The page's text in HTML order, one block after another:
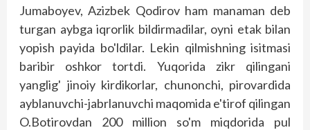
Jumaboyev, Azizbek Qodirov ham manaman deb
turgan aybga iqrorlik bildirmadilar, oyni etak bilan
yopish payida bo'ldilar. Lekin qilmishning isitmasi
baribir oshkor tortdi. Yuqorida zikr qilingani
yanglig' jinoiy kirdikorlar, chunonchi, pirovardida
ayblanuvchi-jabrlanuvchi maqomida e'tirof qilingan
O.Botirovdan 200 million so'm miqdorida pul